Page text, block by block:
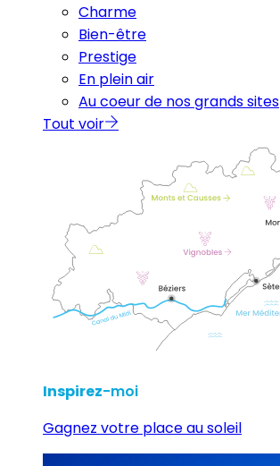
Charme
Bien-être
Prestige
En plein air
Au coeur de nos grands sites
Tout voir
Inspirez-moi
Gagnez votre place au soleil